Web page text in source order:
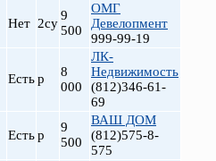
Нет 2су
9
500
ОМГ
Девелопмент
999-99-19
Естьр
8
000
ЛК-
Недвижимость
(812)346-61-
69
Естьр
9
500
ВАШ ДОМ
(812)575-8-
575